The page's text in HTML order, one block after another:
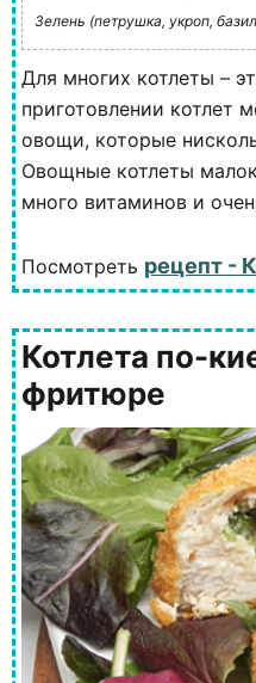
Зелень (петрушка, укроп,
Для многих котлеты –
приготовлении котлет
овощи, которые
Овощные котлеты
много витаминов и
Посмотреть рецепт -
Котлета по-
фритюре